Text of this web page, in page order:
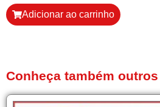
Adicionar ao carrinho
Conheça também